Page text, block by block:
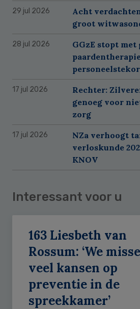
29 jul 2026
Acht
groot
28 jul 2026
GGzE stopt met
17 jul 2026
Rechter:
genoeg voor
zorg
17 jul 2026
NZa verhoogt
verloskunde
KNOV
Interessant voor u
163 Liesbeth van
Rossum: ‘We
veel kansen op
preventie in de
spreekkamer’